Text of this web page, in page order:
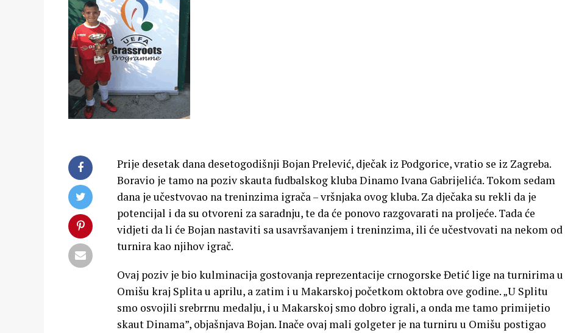
Prije desetak dana desetogodišnji Bojan Prelević, dječak iz Podgorice, vratio se iz Zagreba.
Boravio je tamo na poziv skauta fudbalskog kluba Dinamo Ivana Gabrijelića. Tokom sedam
dana je učestvovao na treninzima igrača – vršnjaka ovog kluba. Za dječaka su rekli da je
potencijal i da su otvoreni za saradnju, te da će ponovo razgovarati na proljeće. Tada će
vidjeti da li će Bojan nastaviti sa usavršavanjem i treninzima, ili će učestvovati na nekom od
turnira kao njihov igrač.
Ovaj poziv je bio kulminacija gostovanja reprezentacije crnogorske Đetić lige na turnirima u
Omišu kraj Splita u aprilu, a zatim i u Makarskoj početkom oktobra ove godine. „U Splitu
smo osvojili srebrrnu medalju, i u Makarskoj smo dobro igrali, a onda me tamo primijetio
skaut Dinama”, objašnjava Bojan. Inače ovaj mali golgeter je na turniru u Omišu postigao